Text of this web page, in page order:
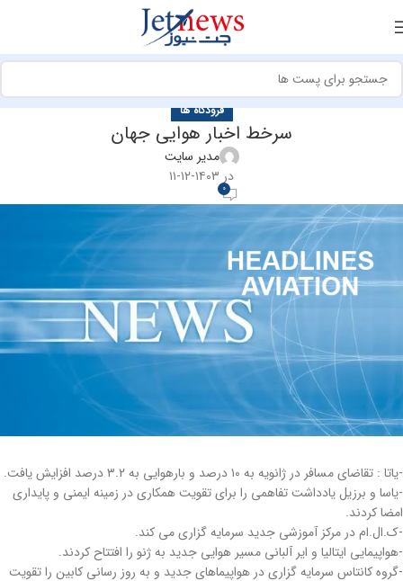
فرودگاه ها
سرخط اخبار هوایی جهان
مدیر سایت
در ۱۴۰۳-۱۲-۱۱
0
-یاتا : تقاضای مسافر در ژانویه به ۱۰ درصد و بارهوایی به ۳.۲ درصد افزایش یافت.
-یاسا و برزیل یادداشت تفاهمی را برای تقویت همکاری در زمینه ایمنی و پایداری
امضا کردند.
-ک.ال.ام در مرکز آموزشی جدید سرمایه گزاری می کند.
-هواپیمایی ایتالیا و ایر آلبانی مسیر هوایی جدید به ژنو را افتتاح کردند.
-گروه کانتاس سرمایه گزاری در هواپیماهای جدید و به روز رسانی کابین را تقویت